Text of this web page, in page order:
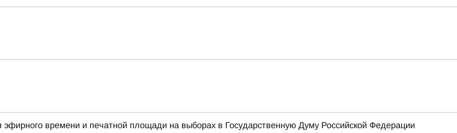
времени и печатной площади на выборах в Государственную Думу Российской Федерации